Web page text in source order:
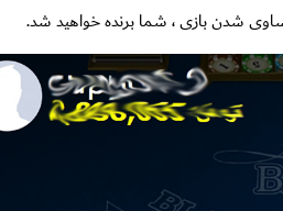
شدن بازی ، شما برنده خواهید شد.